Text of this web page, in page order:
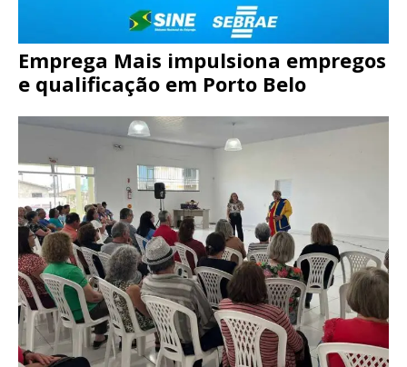
Emprega Mais impulsiona empregos
e qualificação em Porto Belo